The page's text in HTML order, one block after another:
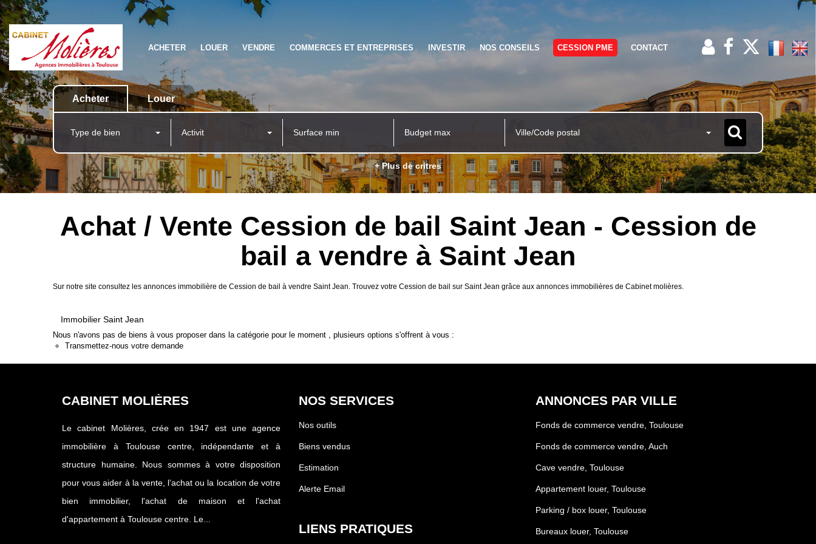
ACHETER LOUER VENDRE COMMERCES ET ENTREPRISES INVESTIR NOS CONSEILS CESSION PME CONTACT
Acheter Louer
Type de bien Activit Ville/Code postal
+ Plus de critres
Achat / Vente Cession de bail Saint Jean - Cession de
bail a vendre à Saint Jean
Sur notre site consultez les annonces immobilière de Cession de bail à vendre Saint Jean. Trouvez votre Cession de bail sur Saint Jean grâce aux annonces immobilières de Cabinet molières.
Immobilier Saint Jean
Nous n'avons pas de biens à vous proposer dans la catégorie pour le moment , plusieurs options s'offrent à vous :
Transmettez-nous votre demande
CABINET MOLIÈRES
Le cabinet Molières, crée en 1947 est une agence
immobilière à Toulouse centre, indépendante et à
structure humaine. Nous sommes à votre disposition
pour vous aider à la vente, l’achat ou la location de votre
bien immobilier, l'achat de maison et l'achat
d'appartement à Toulouse centre. Le...
NOS SERVICES
Nos outils
Biens vendus
Estimation
Alerte Email
LIENS PRATIQUES
ANNONCES PAR VILLE
Fonds de commerce vendre, Toulouse
Fonds de commerce vendre, Auch
Cave vendre, Toulouse
Appartement louer, Toulouse
Parking / box louer, Toulouse
Bureaux louer, Toulouse